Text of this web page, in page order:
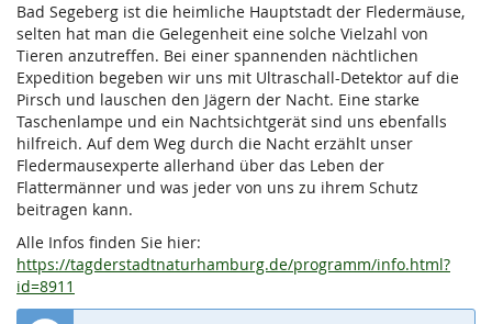
Bad Segeberg ist die heimliche Hauptstadt der Fledermäuse,
selten hat man die Gelegenheit eine solche Vielzahl von
Tieren anzutreffen. Bei einer spannenden nächtlichen
Expedition begeben wir uns mit Ultraschall-Detektor auf die
Pirsch und lauschen den Jägern der Nacht. Eine starke
Taschenlampe und ein Nachtsichtgerät sind uns ebenfalls
hilfreich. Auf dem Weg durch die Nacht erzählt unser
Fledermausexperte allerhand über das Leben der
Flattermänner und was jeder von uns zu ihrem Schutz
beitragen kann.
Alle Infos finden Sie hier:
https://tagderstadtnaturhamburg.de/programm/info.html?
id=8911